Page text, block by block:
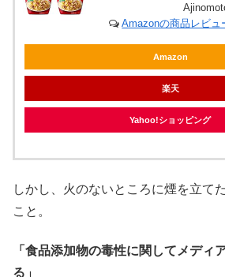
Amazonの商品レビュ
Amazon
楽天
Yahoo!ショッピング
しかし、火のないところに煙を立て
こと。
「食品添加物の毒性に関してメディ
る」